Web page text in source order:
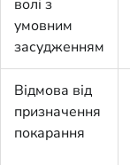
волі з
умовним
засудженням
Відмова від
призначення
покарання